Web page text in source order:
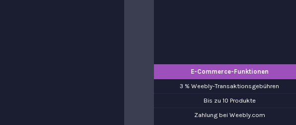
E-Commerce-Funktionen
3 % Weebly-Transaktionsgebühren
Bis zu 10 Produkte
Zahlung bei Weebly.com